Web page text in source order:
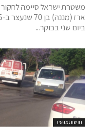
משטרת ישראל סיימה
ביום שני בבוקר...
חדשות מהעיר